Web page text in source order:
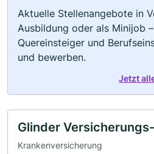
Aktuelle Stellenangebote in
Ausbildung oder als Minijob
Quereinsteiger und
und bewerben.
Jetzt
Glinder
Krankenversicherung